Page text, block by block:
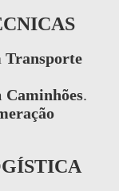
Transporte
Caminhões.